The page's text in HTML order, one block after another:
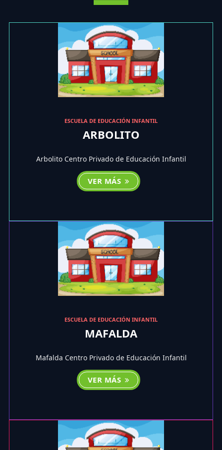
ESCUELA DE EDUCACIÓN INFANTIL
ARBOLITO
Arbolito Centro Privado de Educación Infantil
VER MÁS
ESCUELA DE EDUCACIÓN INFANTIL
MAFALDA
Mafalda Centro Privado de Educación Infantil
VER MÁS